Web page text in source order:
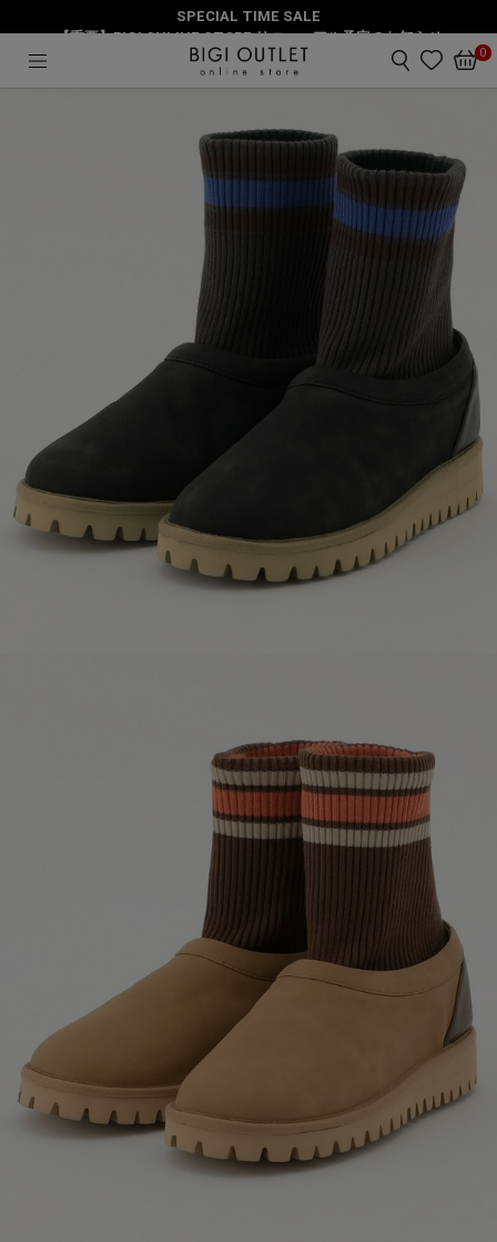
SPECIAL TIME SALE
【重要】BIGI ONLINE STORE リニューアル予定のお知らせ
0
シューズ ボアスリッポン